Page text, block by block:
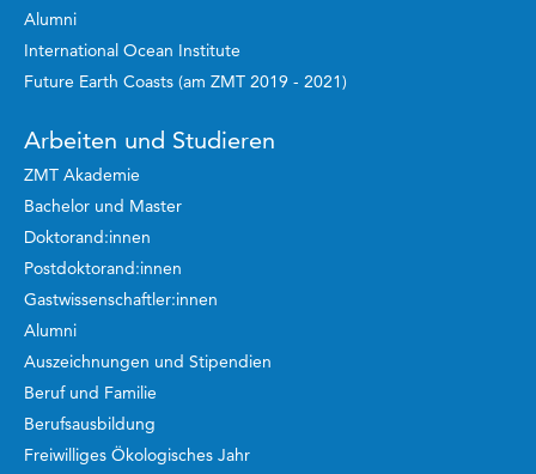
Alumni
International Ocean Institute
Future Earth Coasts (am ZMT 2019 - 2021)
Arbeiten und Studieren
ZMT Akademie
Bachelor und Master
Doktorand:innen
Postdoktorand:innen
Gastwissenschaftler:innen
Alumni
Auszeichnungen und Stipendien
Beruf und Familie
Berufsausbildung
Freiwilliges Ökologisches Jahr